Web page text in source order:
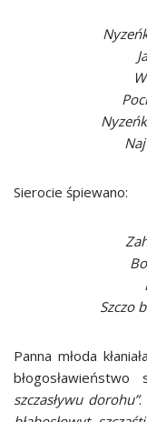
Sierocie śpiewano:
Szczo
Panna młoda
błogosławieństwo
szczasływu dorohu”.